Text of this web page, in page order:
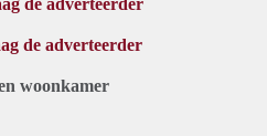
de adverteerder
de adverteerder
woonkamer